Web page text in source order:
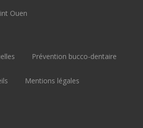
Ouen
Prévention bucco-dentaire
Mentions légales